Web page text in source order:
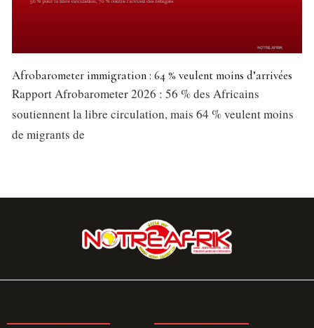
Afrobarometer immigration : 64 % veulent moins d’arrivées
Rapport Afrobarometer 2026 : 56 % des Africains
soutiennent la libre circulation, mais 64 % veulent moins
de migrants de